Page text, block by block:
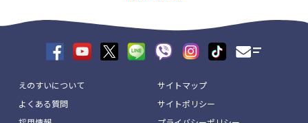
えのすいについて
よくある質問
サイトマップ
サイトポリシー